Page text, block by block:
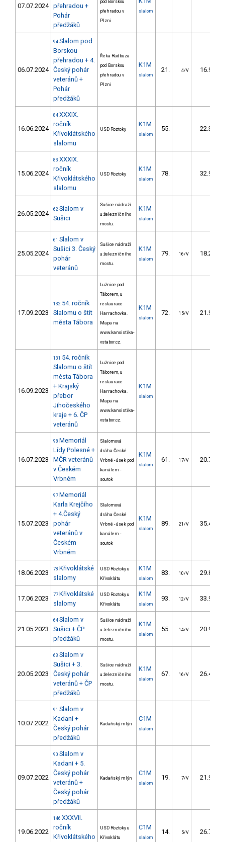
07.07.2024 přehradou +
Pohár
předžáků
pod Borskou
přehradou v
Plzni
slalom
06.07.2024
94 Slalom pod
Borskou
přehradou + 4.
Český pohár
veteránů +
Pohár
předžáků
Řeka Radbuza
pod Borskou
přehradou v
Plzni
K1M
slalom
21. 4/V 16.90
16.06.2024
84 XXXIX.
ročník
Křivoklátského
slalomu
USD Roztoky
K1M
slalom
55. 22.32
15.06.2024
83 XXXIX.
ročník
Křivoklátského
slalomu
USD Roztoky
K1M
slalom
78. 32.99
26.05.2024
62 Slalom v
Sušici
Sušice nádraží
u železničního
mostu.
K1M
slalom
25.05.2024
61 Slalom v
Sušici 3. Český
pohár
veteránů
Sušice nádraží
u železničního
mostu.
K1M
slalom
79. 16/V 18.27
17.09.2023
132 54. ročník
Slalomu o štít
města Tábora
Lužnice pod
Táborem, u
restaurace
Harrachovka.
Mapa na
www.kanoistika-
vstabor.cz.
K1M
slalom
72. 15/V 21.95
16.09.2023
131 54. ročník
Slalomu o štít
města Tábora
+ Krajský
přebor
Jihočeského
kraje + 6. ČP
veteránů
Lužnice pod
Táborem, u
restaurace
Harrachovka.
Mapa na
www.kanoistika-
vstabor.cz.
K1M
slalom
16.07.2023
98 Memoriál
Lídy Polesné +
MČR veteránů
v Českém
Vrbném
Slalomová
dráha České
Vrbné - úsek pod
kanálem -
soutok
K1M
slalom
61. 17/V 20.76
15.07.2023
97 Memoriál
Karla Krejčího
+ 4.Český
pohár
veteránů v
Českém
Vrbném
Slalomová
dráha České
Vrbné - úsek pod
kanálem -
soutok
K1M
slalom
89. 21/V 35.42
18.06.2023 78 Křivoklátské
slalomy
USD Roztoky u
Křivoklátu
K1M
slalom
83. 10/V 29.84
17.06.2023 77 Křivoklátské
slalomy
USD Roztoky u
Křivoklátu
K1M
slalom
93. 12/V 33.94
21.05.2023
64 Slalom v
Sušici + ČP
předžáků
Sušice nádraží
u železničního
mostu.
K1M
slalom
55. 14/V 20.95
20.05.2023
63 Slalom v
Sušici + 3.
Český pohár
veteránů + ČP
předžáků
Sušice nádraží
u železničního
mostu.
K1M
slalom
67. 16/V 26.49
10.07.2022
91 Slalom v
Kadani +
Český pohár
předžáků
Kadaňský mlýn
C1M
slalom
09.07.2022
90 Slalom v
Kadani + 5.
Český pohár
veteránů +
Český pohár
předžáků
Kadaňský mlýn
C1M
slalom
19. 7/V 21.90
19.06.2022
146 XXXVII.
ročník
Křivoklátského
USD Roztoky u
Křivoklátu
C1M
slalom
14. 5/V 26.72